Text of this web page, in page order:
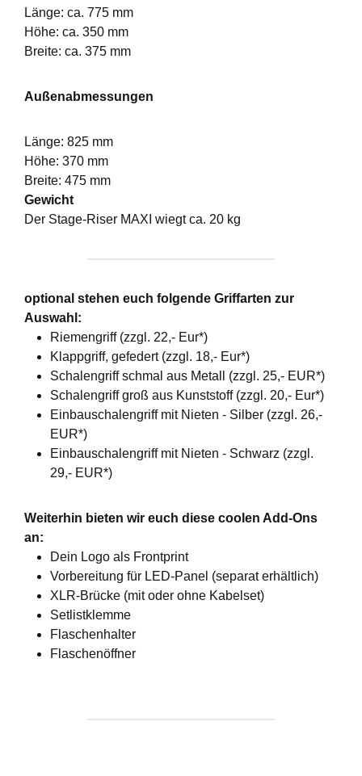
Länge: ca. 775 mm
Höhe: ca. 350 mm
Breite: ca. 375 mm
Außenabmessungen
Länge: 825 mm
Höhe: 370 mm
Breite: 475 mm
Gewicht
Der Stage-Riser MAXI wiegt ca. 20 kg
optional stehen euch folgende Griffarten zur
Auswahl:
Riemengriff (zzgl. 22,- Eur*)
Klappgriff, gefedert (zzgl. 18,- Eur*)
Schalengriff schmal aus Metall (zzgl. 25,- EUR*)
Schalengriff groß aus Kunststoff (zzgl. 20,- Eur*)
Einbauschalengriff mit Nieten - Silber (zzgl. 26,-
EUR*)
Einbauschalengriff mit Nieten - Schwarz (zzgl.
29,- EUR*)
Weiterhin bieten wir euch diese coolen Add-Ons
an:
Dein Logo als Frontprint
Vorbereitung für LED-Panel (separat erhältlich)
XLR-Brücke (mit oder ohne Kabelset)
Setlistklemme
Flaschenhalter
Flaschenöffner